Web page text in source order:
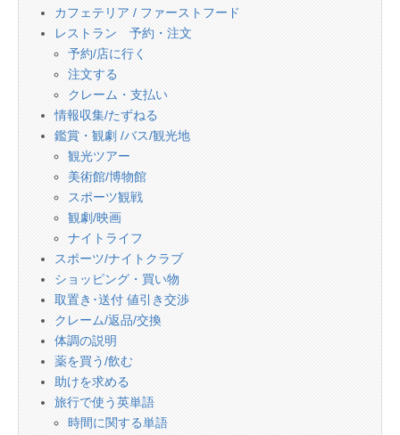
カフェテリア / ファーストフード
レストラン 予約・注文
予約/店に行く
注文する
クレーム・支払い
情報収集/たずねる
鑑賞・観劇 /バス/観光地
観光ツアー
美術館/博物館
スポーツ観戦
観劇/映画
ナイトライフ
スポーツ/ナイトクラブ
ショッピング・買い物
取置き･送付 値引き交渉
クレーム/返品/交換
体調の説明
薬を買う/飲む
助けを求める
旅行で使う英単語
時間に関する単語